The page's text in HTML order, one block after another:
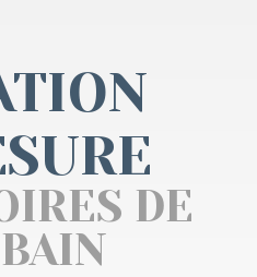
DE